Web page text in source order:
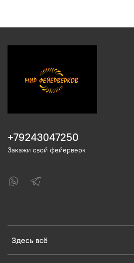
Здесь всё
+79243047250
Закажи свой фейерверк